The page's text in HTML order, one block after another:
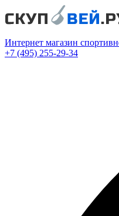
Интернет магазин
+7 (495) 255-29-34